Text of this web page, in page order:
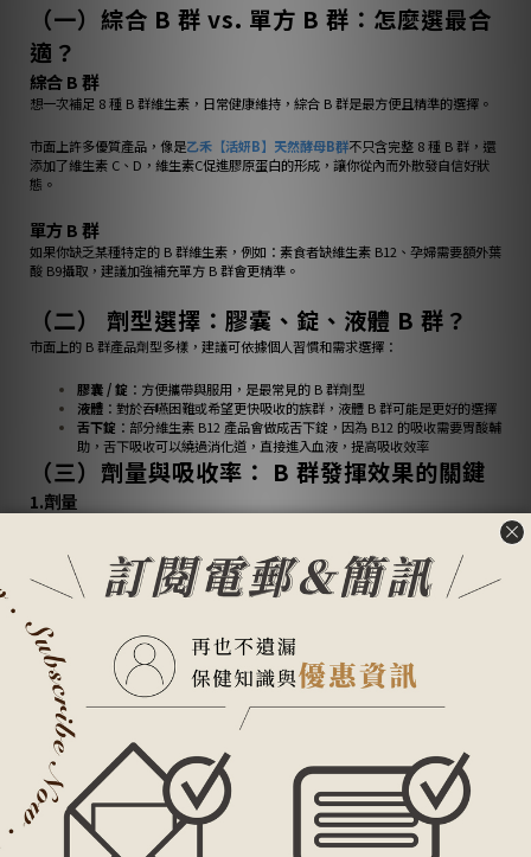
（一）綜合 B 群 vs. 單方 B 群：怎麼選最合
適？
綜合 B 群
想一次補足 8 種 B 群維生素，日常健康維持，綜合 B 群是最方便且精準的選擇。
市面上許多優質產品，像是乙禾【活妍B】天然酵母B群不只含完整 8 種 B 群，還
添加了維生素 C、D，維生素C促進膠原蛋白的形成，讓你從內而外散發自信好狀
態。
單方 B 群
如果你缺乏某種特定的 B 群維生素，例如：素食者缺維生素 B12、孕婦需要額外葉
酸 B9攝取，建議加強補充單方 B 群會更精準。
（二） 劑型選擇：膠囊、錠、液體 B 群？
市面上的 B 群產品劑型多樣，建議可依據個人習慣和需求選擇：
膠囊 / 錠 ：方便攜帶與服用，是最常見的 B 群劑型
液體 ：對於吞嚥困難或希望更快吸收的族群，液體 B 群可能是更好的選擇
舌下錠 ：部分維生素 B12 產品會做成舌下錠，因為 B12 的吸收需要胃酸輔
助，舌下吸收可以繞過消化道，直接進入血液，提高吸收效率
（三）劑量與吸收率： B 群發揮效果的關鍵
1.劑量
你可以參考衛生福利部國民健康署公布的「國人膳食營養素參考攝取量 」來評估。
特別提醒：
B 群屬於水溶性維生素，雖然多餘的部分會隨尿液排出體外，但仍不建議
長期過量補充。除非有特殊醫學需求，否則應從建議劑量開始循序漸進，
並觀察身體反應。
研究，長期服用高劑量的維生素 B6 可能導致神
經病變，症狀包括手腳麻木、刺痛等；而過量的
能引起皮膚潮紅、搔癢或肝功能異常。因此，適量補充才是對身體最好的
選擇。
2.吸收率
市面上有些 B 群產品會特別強調「活性型」或「好吸收」，例如葉酸的「5-甲基四
氫葉酸」和維生素 B6 的「磷酸吡哆醛」。